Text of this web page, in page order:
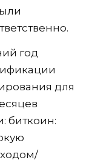
год
для
биткоин: